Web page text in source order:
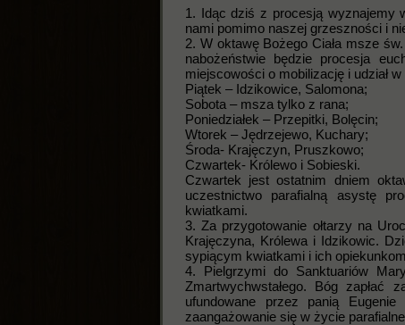
1. Idąc dziś z procesją wyznajemy
nami pomimo naszej grzeszności i
2. W oktawę Bożego Ciała msze
nabożeństwie będzie procesja
miejscowości o mobilizację i udział
Piątek – Idzikowice, Salomona;
Sobota – msza tylko z rana;
Poniedziałek – Przepitki, Bolęcin;
Wtorek – Jędrzejewo, Kuchary;
Środa- Krajęczyn, Pruszkowo;
Czwartek- Królewo i Sobieski.
Czwartek jest ostatnim dniem
uczestnictwo parafialną asystę
kwiatkami.
3. Za przygotowanie ołtarzy na
Krajęczyna, Królewa i Idzikowic.
sypiącym kwiatkami i ich
4. Pielgrzymi do Sanktuariów
Zmartwychwstałego. Bóg
ufundowane przez panią
zaangażowanie się w życie